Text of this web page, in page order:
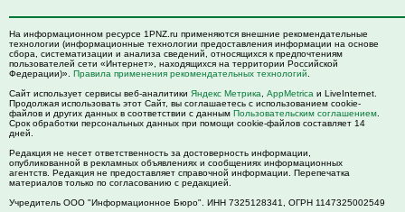
На информационном ресурсе 1PNZ.ru применяются внешние рекомендательные
технологии (информационные технологии предоставления информации на основе
сбора, систематизации и анализа сведений, относящихся к предпочтениям
пользователей сети «Интернет», находящихся на территории Российской
Федерации)». Правила применения рекомендательных технологий
Сайт использует сервисы веб-аналитики Яндекс Метрика AppMetrica и LiveInternet.
Продолжая использовать этот Сайт, вы соглашаетесь с использованием cookie-
файлов и других данных в соответствии с данным Пользовательским соглашением
Срок обработки персональных данных при помощи cookie-файлов составляет 14
дней.
Редакция не несет ответственность за достоверность информации,
опубликованной в рекламных объявлениях и сообщениях информационных
агентств. Редакция не предоставляет справочной информации. Перепечатка
материалов только по согласованию с редакцией.
Учредитель ООО "Информационное Бюро". ИНН 7325128341, ОГРН 1147325002549